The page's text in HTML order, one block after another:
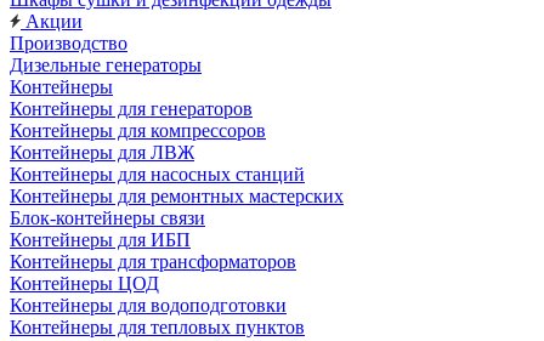
Акции
Производство
Дизельные генераторы
Контейнеры
Контейнеры для генераторов
Контейнеры для компрессоров
Контейнеры для ЛВЖ
Контейнеры для насосных станций
Контейнеры для ремонтных мастерских
Блок-контейнеры связи
Контейнеры для ИБП
Контейнеры для трансформаторов
Контейнеры ЦОД
Контейнеры для водоподготовки
Контейнеры для тепловых пунктов